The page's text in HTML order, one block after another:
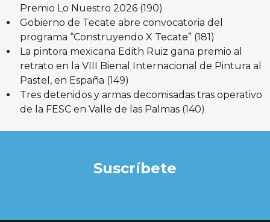
Premio Lo Nuestro 2026 (190)
Gobierno de Tecate abre convocatoria del
programa “Construyendo X Tecate” (181)
La pintora mexicana Edith Ruiz gana premio al
retrato en la VIII Bienal Internacional de Pintura al
Pastel, en España (149)
Tres detenidos y armas decomisadas tras operativo
de la FESC en Valle de las Palmas (140)
Suscríbete